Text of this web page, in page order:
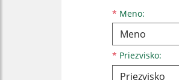
* Meno:
Meno
* Priezvisko:
Priezvisko
E-mailová